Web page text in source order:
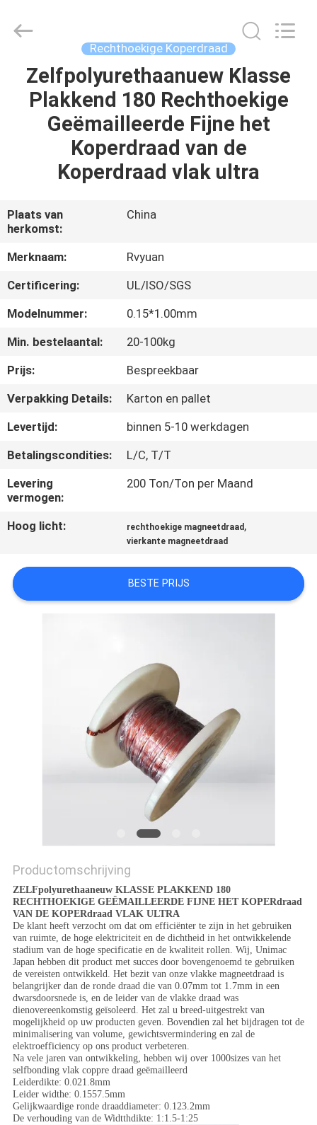
HUIS
PRODUCTEN
VIDEOS
ONGEVEER
ONS
FABRIEKSREIS
KWALITEITSCONTROLE
CONTACTEER
ONS
NIEUWS
VERZOEK
OM EEN
CITAAT
SITEMAP
Material
Co,.Ltd.
Rechthoekige Koperdraad
Zelfpolyurethaanuew Klasse
Plakkend 180 Rechthoekige
Geëmailleerde Fijne het
Koperdraad van de
Koperdraad vlak ultra
Plaats van
herkomst:
China
Merknaam:
Rvyuan
Certificering:
UL/ISO/SGS
Modelnummer:
0.15*1.00mm
Min. bestelaantal:
20-100kg
Prijs:
Bespreekbaar
Verpakking Details:
Karton en pallet
Levertijd:
binnen 5-10 werkdagen
Betalingscondities:
L/C, T/T
Levering
vermogen:
200 Ton/Ton per Maand
Hoog licht: rechthoekige magneetdraad ,
vierkante magneetdraad
BESTE PRIJS
Productomschrijving
ZELFpolyurethaaneuw KLASSE PLAKKEND 180
RECHTHOEKIGE GEËMAILLEERDE FIJNE HET KOPERdraad
VAN DE KOPERdraad VLAK ULTRA
De klant heeft verzocht om dat om efficiënter te zijn in het gebruiken
van ruimte, de hoge elektriciteit en de dichtheid in het ontwikkelende
stadium van de hoge specificatie en de kwaliteit rollen. Wij, Unimac
Japan hebben dit product met succes door bovengenoemd te gebruiken
de vereisten ontwikkeld. Het bezit van onze vlakke magneetdraad is
belangrijker dan de ronde draad die van 0.07mm tot 1.7mm in een
dwarsdoorsnede is, en de leider van de vlakke draad was
dienovereenkomstig geïsoleerd. Het zal u breed-uitgestrekt van
mogelijkheid op uw producten geven. Bovendien zal het bijdragen tot de
minimalisering van volume, gewichtsvermindering en zal de
elektroefficiency op ons product verbeteren.
Na vele jaren van ontwikkeling, hebben wij over 1000sizes van het
selfbonding vlak coppre draad geëmailleerd
Leiderdikte: 0.021.8mm
Leider widthe: 0.1557.5mm
Gelijkwaardige ronde draaddiameter: 0.123.2mm
De verhouding van de Widtthdikte: 1:1.5-1:25